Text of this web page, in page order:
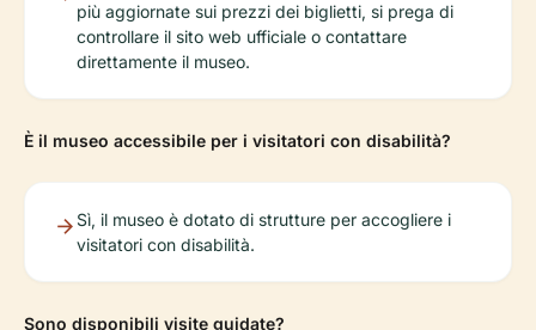
più aggiornate sui prezzi dei biglietti, si prega di
controllare il sito web ufficiale o contattare
direttamente il museo.
È il museo accessibile per i visitatori con disabilità?
Sì, il museo è dotato di strutture per accogliere i
visitatori con disabilità.
Sono disponibili visite guidate?